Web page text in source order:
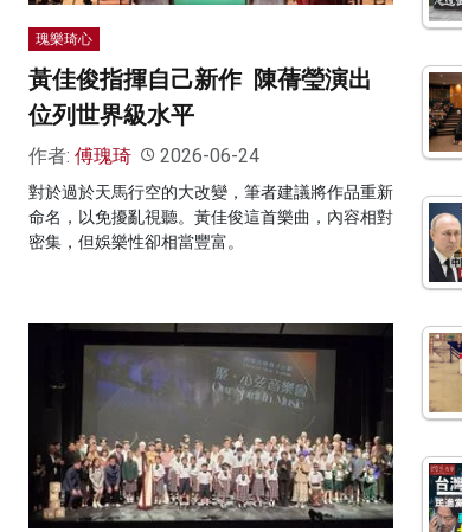
瑰樂琦心
黃佳俊指揮自己新作 陳蒨瑩演出
位列世界級水平
作者: 傅瑰琦 2026-06-24
對於過於天馬行空的大改變，筆者建議將作品重新
命名，以免擾亂視聽。黃佳俊這首樂曲，內容相對
密集，但娛樂性卻相當豐富。